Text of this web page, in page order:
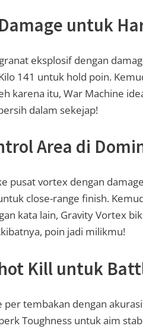
untuk
eksplosif dengan
141 untuk hold poin.
karena itu, War Machine
dalam sekejap!
Area di
pusat vortex dengan
close-range finish.
kata lain, Gravity Vortex
poin jadi milikmu!
Kill untuk
tembakan dengan
Toughness untuk aim